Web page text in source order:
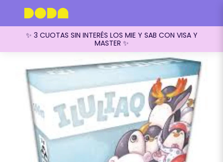
✨ 3 CUOTAS SIN INTERÉS LOS MIE Y SAB CON VISA Y
MASTER ✨